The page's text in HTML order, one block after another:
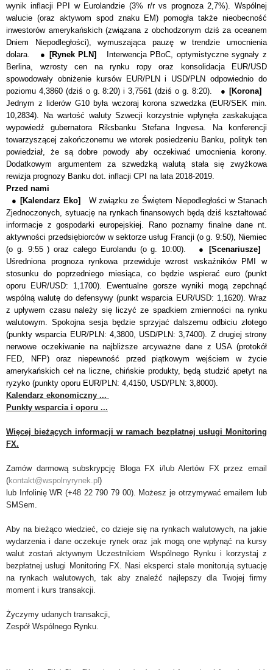
wynik inflacji PPI w Eurolandzie (3% r/r vs prognoza 2,7%). Wspólnej
walucie (oraz aktywom spod znaku EM) pomogła także nieobecność
inwestorów amerykańskich (związana z obchodzonym dziś za oceanem
Dniem Niepodległości), wymuszająca pauzę w trendzie umocnienia
dolara. ● [Rynek PLN] Interwencja PBoC, optymistyczne sygnały z
Berlina, wzrosty cen na rynku ropy oraz konsolidacja EUR/USD
spowodowały obniżenie kursów EUR/PLN i USD/PLN odpowiednio do
poziomu 4,3860 (dziś o g. 8:20) i 3,7561 (dziś o g. 8:20). ●[Korona]
Jednym z liderów G10 była wczoraj korona szwedzka (EUR/SEK min.
10,2834). Na wartość waluty Szwecji korzystnie wpłynęła zaskakująca
wypowiedź gubernatora Riksbanku Stefana Ingvesa. Na konferencji
towarzyszącej zakończonemu we wtorek posiedzeniu Banku, polityk ten
powiedział, że są dobre powody aby oczekiwać umocnienia korony.
Dodatkowym argumentem za szwedzką walutą stała się zwyżkowa
rewizja prognozy Banku dot. inflacji CPI na lata 2018-2019.
Przed nami
● [Kalendarz Eko]W związku ze Świętem Niepodległości w Stanach
Zjednoczonych, sytuację na rynkach finansowych będą dziś kształtować
informacje z gospodarki europejskiej. Rano poznamy finalne dane nt.
aktywności przedsiębiorców w sektorze usług Francji (o g. 9:50), Niemiec
(o g. 9:55) oraz całego Eurolandu (o g. 10:00). ●
[Scenariusze]
Uśredniona prognoza rynkowa przewiduje wzrost wskaźników PMI w
stosunku do poprzedniego miesiąca, co będzie wspierać euro (punkt
oporu EUR/USD: 1,1700). Ewentualne gorsze wyniki mogą zepchnąć
wspólną walutę do defensywy (punkt wsparcia EUR/USD: 1,1620). Wraz
z upływem czasu należy się liczyć ze spadkiem zmienności na rynku
walutowym. Spokojna sesja będzie sprzyjać dalszemu odbiciu złotego
(punkty wsparcia EUR/PLN: 4,3800, USD/PLN: 3,7400). Z drugiej strony
nerwowe oczekiwanie na najbliższe arcyważne dane z USA (protokół
FED, NFP) oraz niepewność przed piątkowym wejściem w życie
amerykańskich ceł na liczne, chińskie produkty, będą studzić apetyt na
ryzyko (punkty oporu EUR/PLN: 4,4150, USD/PLN: 3,8000).
Kalendarz ekonomiczny ...
Punkty wsparcia i oporu ...
Więcej bieżących informacji w ramach bezpłatnej usługi Monitoring
FX.
Zamów darmową subskrypcję Bloga FX i/lub Alertów FX przez email
(kontakt@wspolnyrynek.pl)
lub Infolinię WR (+48 22 790 79 00). Możesz je otrzymywać emailem lub
SMSem.
Aby na bieżąco wiedzieć, co dzieje się na rynkach walutowych, na jakie
wydarzenia i dane oczekuje rynek oraz jak mogą one wpłynąć na kursy
walut zostań aktywnym Uczestnikiem Wspólnego Rynku i korzystaj z
bezpłatnej usługi Monitoring FX. Nasi eksperci stale monitorują sytuację
na rynkach walutowych, tak aby znaleźć najlepszy dla Twojej firmy
moment i kurs transakcji.
Życzymy udanych transakcji,
Zespół Wspólnego Rynku.